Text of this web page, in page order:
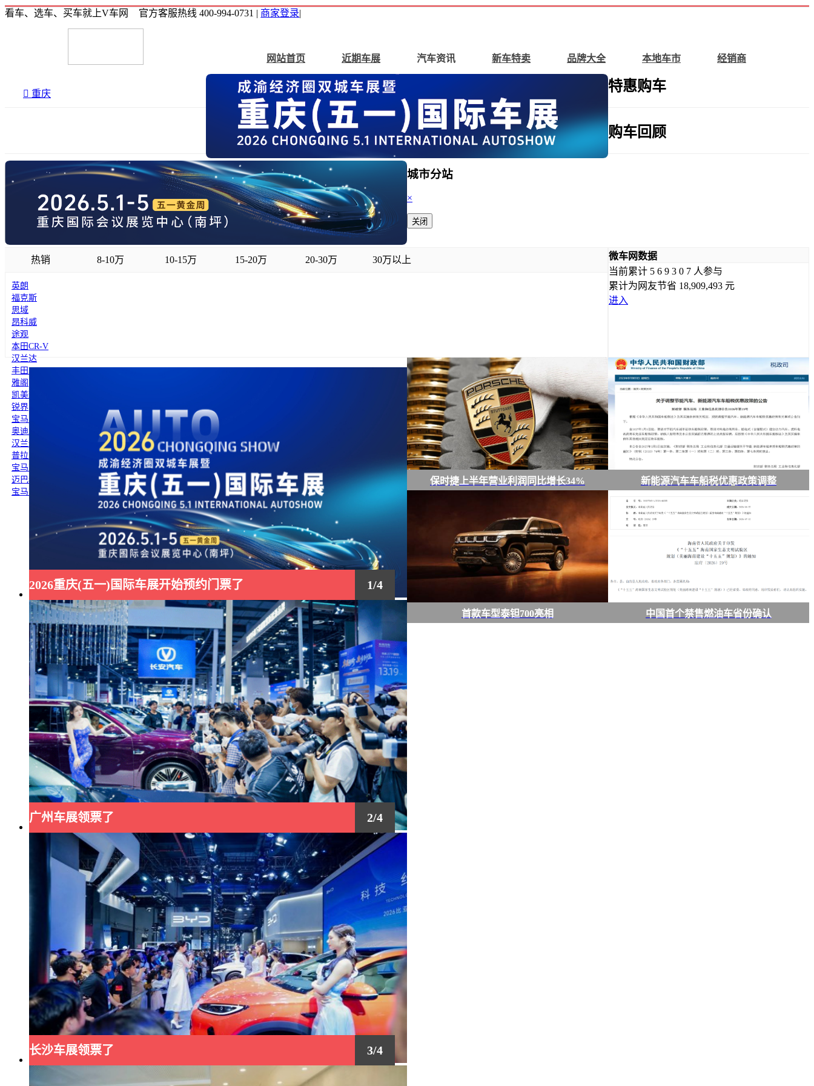
看车、选车、买车就上V车网 官方客服热线 400-994-0731 | 商家登录|
 重庆
网站首页 近期车展 汽车资讯 新车特卖 品牌大全 本地车市 经销商
热销 8-10万 10-15万 15-20万 20-30万 30万以上
英朗
福克斯
思域
昂科威
途观
本田CR-V
汉兰达
丰田RAV4
雅阁
凯美瑞
锐界
宝马5系
奥迪A6L
汉兰达
普拉多
宝马X5
迈巴赫S级
宝马7系
微车网数据
当前累计 5 6 9 3 0 7 人参与
累计为网友节省 18,909,493 元
进入
1/4
2026重庆(五一)国际车展开始预约门票了
2/4
广州车展领票了
3/4
长沙车展领票了
保时捷上半年营业利润同比增长34% 新能源汽车车船税优惠政策调整
首款车型泰钽700亮相 中国首个禁售燃油车省份确认
特惠购车
购车回顾
城市分站
×
关闭